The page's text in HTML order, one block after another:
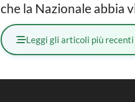
che la Nazionale abbia
Leggi gli articoli più recenti